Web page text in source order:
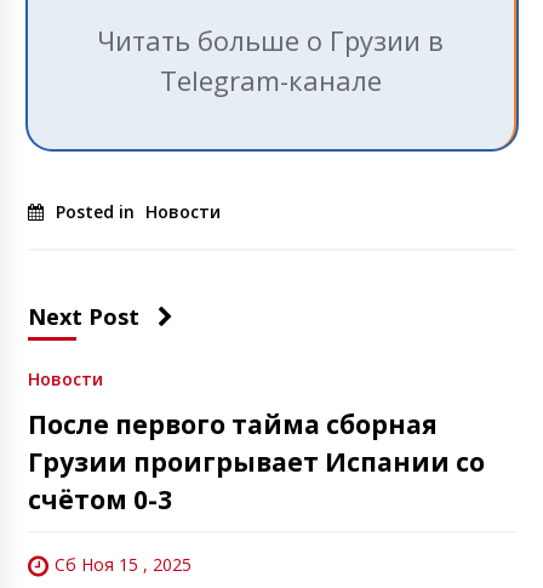
Читать больше о Грузии в
Telegram-канале
Posted in Новости
Next Post
Новости
После первого тайма сборная
Грузии проигрывает Испании со
счётом 0-3
Сб Ноя 15 , 2025